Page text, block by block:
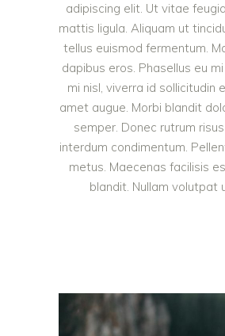
adipiscing elit. Ut vitae
mattis ligula. Aliquam ut
tellus euismod fermentum.
dapibus eros. Phasellus eu
mi nisl, viverra id sollicitudin
amet augue. Morbi blandit
semper. Donec rutrum
interdum condimentum.
metus. Maecenas facilisis
blandit. Nullam volutpat